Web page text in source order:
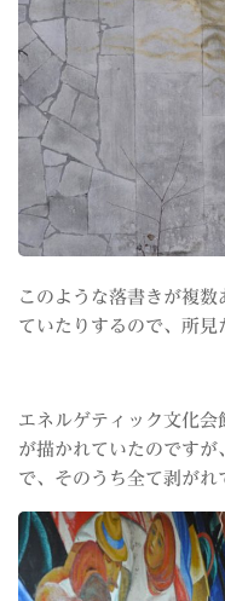
このような落書きが複
ていたりするので、所見
エネルゲティック文化
が描かれていたのです
で、そのうち全て剥がれ